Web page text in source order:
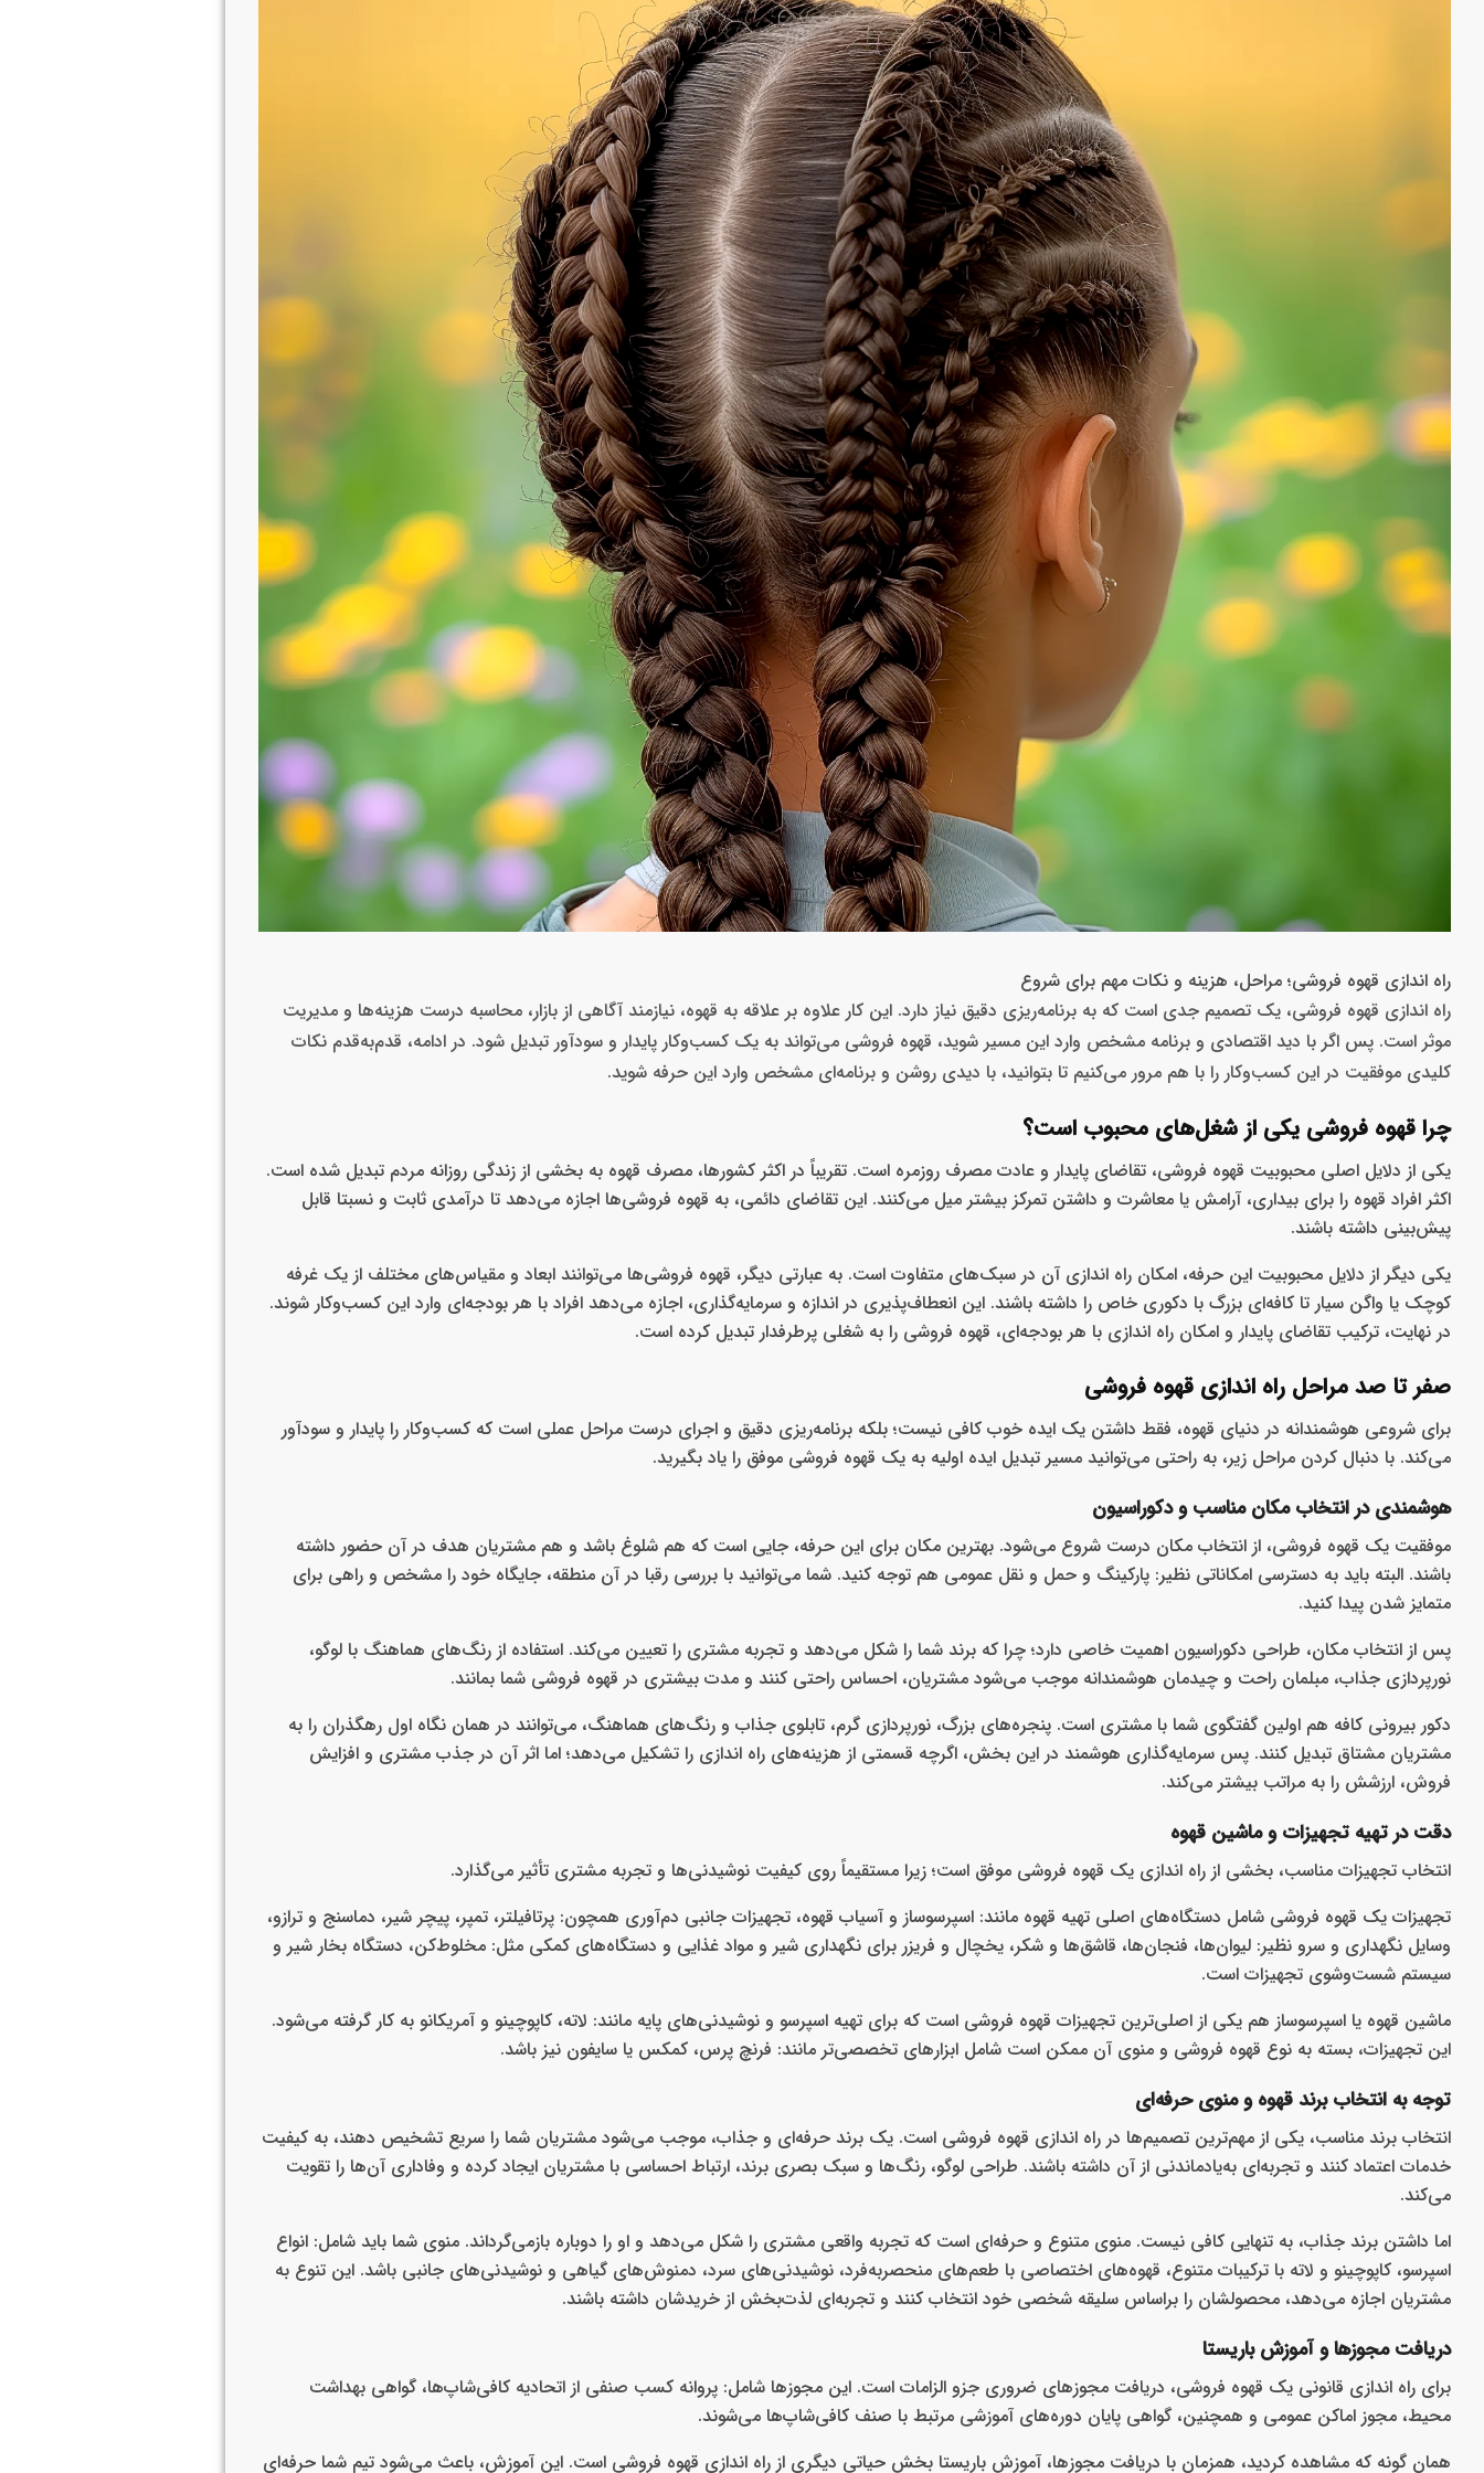
راه اندازی قهوه فروشی؛ مراحل، هزینه و نکات مهم برای شروع
راه‌ اندازی قهوه فروشی، یک تصمیم جدی است که به برنامه‌ریزی دقیق نیاز دارد. این کار علاوه بر علاقه به قهوه، نیازمند آگاهی از بازار، محاسبه درست هزینه‌ها و مدیریت
موثر است. پس اگر با دید اقتصادی و برنامه مشخص وارد این مسیر شوید، قهوه فروشی می‌تواند به یک کسب‌وکار پایدار و سودآور تبدیل شود. در ادامه، قدم‌به‌قدم نکات
کلیدی موفقیت در این کسب‌وکار را با هم مرور می‌کنیم تا بتوانید، با دیدی روشن و برنامه‌ای مشخص وارد این حرفه شوید.
چرا قهوه فروشی یکی از شغل‌های محبوب است؟
یکی از دلایل اصلی محبوبیت قهوه فروشی، تقاضای پایدار و عادت مصرف روزمره است. تقریباً در اکثر کشورها، مصرف قهوه به بخشی از زندگی روزانه مردم تبدیل شده است.
اکثر افراد قهوه را برای بیداری، آرامش یا معاشرت و داشتن تمرکز بیشتر میل می‌کنند. این تقاضای دائمی، به قهوه فروشی‌ها اجازه می‌دهد تا درآمدی ثابت و نسبتا قابل
پیش‌بینی داشته باشند.
یکی دیگر از دلایل محبوبیت این حرفه، امکان راه اندازی آن در سبک‌های متفاوت است. به عبارتی دیگر، قهوه فروشی‌ها می‌توانند ابعاد و مقیاس‌های مختلف از یک غرفه
کوچک یا واگن سیار تا کافه‌ای بزرگ با دکوری خاص را داشته باشند. این انعطاف‌پذیری در اندازه و سرمایه‌گذاری، اجازه می‌دهد افراد با هر بودجه‌ای وارد این کسب‌وکار شوند.
در نهایت، ترکیب تقاضای پایدار و امکان راه اندازی با هر بودجه‌ای، قهوه فروشی را به شغلی پرطرفدار تبدیل کرده است.
صفر تا صد مراحل راه‌ اندازی قهوه فروشی
برای شروعی هوشمندانه در دنیای قهوه، فقط داشتن یک ایده خوب کافی نیست؛ بلکه برنامه‌ریزی دقیق و اجرای درست مراحل عملی است که کسب‌وکار را پایدار و سودآور
می‌کند. با دنبال کردن مراحل زیر، به راحتی می‌توانید مسیر تبدیل ایده اولیه به یک قهوه فروشی موفق را یاد بگیرید.
هوشمندی در انتخاب مکان مناسب و دکوراسیون
موفقیت یک قهوه فروشی، از انتخاب مکان درست شروع می‌شود. بهترین مکان برای این حرفه، جایی است که هم شلوغ باشد و هم مشتریان هدف در آن حضور داشته
باشند. البته باید به دسترسی امکاناتی نظیر: پارکینگ و حمل و نقل عمومی هم توجه کنید. شما می‌توانید با بررسی رقبا در آن منطقه، جایگاه خود را مشخص و راهی برای
متمایز شدن پیدا کنید.
پس از انتخاب مکان، طراحی دکوراسیون اهمیت خاصی دارد؛ چرا که برند شما را شکل می‌دهد و تجربه مشتری را تعیین می‌کند. استفاده از رنگ‌های هماهنگ با لوگو،
نورپردازی جذاب، مبلمان راحت و چیدمان هوشمندانه موجب می‌شود مشتریان، احساس راحتی کنند و مدت بیشتری در قهوه فروشی شما بمانند.
دکور بیرونی کافه هم اولین گفتگوی شما با مشتری است. پنجره‌های بزرگ، نورپردازی گرم، تابلوی جذاب و رنگ‌های هماهنگ، می‌توانند در همان نگاه اول رهگذران را به
مشتریان مشتاق تبدیل کنند. پس سرمایه‌گذاری هوشمند در این بخش، اگرچه قسمتی از هزینه‌های راه‌ اندازی را تشکیل می‌دهد؛ اما اثر آن در جذب مشتری و افزایش
فروش، ارزشش را به مراتب بیشتر می‌کند.
دقت در تهیه تجهیزات و ماشین قهوه
انتخاب تجهیزات مناسب، بخشی از راه‌ اندازی یک قهوه فروشی موفق است؛ زیرا مستقیماً روی کیفیت نوشیدنی‌ها و تجربه مشتری تأثیر می‌گذارد.
تجهیزات یک قهوه فروشی شامل دستگاه‌های اصلی تهیه قهوه مانند: اسپرسوساز و آسیاب قهوه، تجهیزات جانبی دم‌آوری همچون: پرتافیلتر، تمپر، پیچر شیر، دماسنج و ترازو،
وسایل نگهداری و سرو نظیر: لیوان‌ها، فنجان‌ها، قاشق‌ها و شکر، یخچال و فریزر برای نگهداری شیر و مواد غذایی و دستگاه‌های کمکی مثل: مخلوط‌کن، دستگاه بخار شیر و
سیستم شست‌وشوی تجهیزات است.
ماشین قهوه یا اسپرسوساز هم یکی از اصلی‌ترین تجهیزات قهوه فروشی است که برای تهیه اسپرسو و نوشیدنی‌های پایه مانند: لاته، کاپوچینو و آمریکانو به کار گرفته می‌شود.
این تجهیزات، بسته به نوع قهوه فروشی و منوی آن ممکن است شامل ابزارهای تخصصی‌تر مانند: فرنچ پرس، کمکس یا سایفون نیز باشد.
توجه به انتخاب برند قهوه و منوی حرفه‌ای
انتخاب برند مناسب، یکی از مهم‌ترین تصمیم‌ها در راه‌ اندازی قهوه فروشی است. یک برند حرفه‌ای و جذاب، موجب می‌شود مشتریان شما را سریع تشخیص دهند، به کیفیت
خدمات اعتماد کنند و تجربه‌ای به‌یادماندنی از آن داشته باشند. طراحی لوگو، رنگ‌ها و سبک بصری برند، ارتباط احساسی با مشتریان ایجاد کرده و وفاداری آن‌ها را تقویت
می‌کند.
اما داشتن برند جذاب، به تنهایی کافی نیست. منوی متنوع و حرفه‌ای است که تجربه واقعی مشتری را شکل می‌دهد و او را دوباره بازمی‌گرداند. منوی شما باید شامل: انواع
اسپرسو، کاپوچینو و لاته با ترکیبات متنوع، قهوه‌های اختصاصی با طعم‌های منحصر‌به‌فرد، نوشیدنی‌های سرد، دمنوش‌های گیاهی و نوشیدنی‌های جانبی باشد. این تنوع به
مشتریان اجازه می‌دهد، محصولشان را براساس سلیقه شخصی خود انتخاب کنند و تجربه‌ای لذت‌بخش از خریدشان داشته باشند.
دریافت مجوزها و آموزش باریستا
برای راه‌ اندازی قانونی یک قهوه فروشی، دریافت مجوزهای ضروری جزو الزامات است. این مجوزها شامل: پروانه کسب صنفی از اتحادیه کافی‌شاپ‌ها، گواهی بهداشت
محیط، مجوز اماکن عمومی و همچنین، گواهی پایان دوره‌های آموزشی مرتبط با صنف کافی‌شاپ‌ها می‌شوند.
همان گونه که مشاهده کردید، همزمان با دریافت مجوزها، آموزش باریستا بخش حیاتی دیگری از راه‌ اندازی قهوه فروشی است. این آموزش‌، باعث می‌شود تیم شما حرفه‌ای